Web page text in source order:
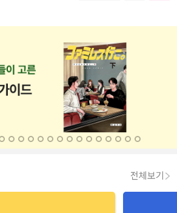
전체보기